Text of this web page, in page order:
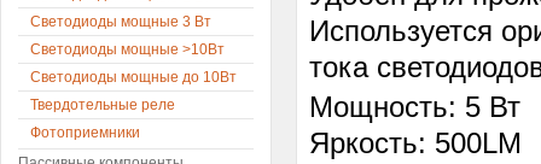
Используется
тока
Мощность: 5 Вт
Яркость: 500LM
Светодиоды мощные 3 Вт
Светодиоды мощные >10Вт
Светодиоды мощные до 10Вт
Твердотельные реле
Фотоприемники